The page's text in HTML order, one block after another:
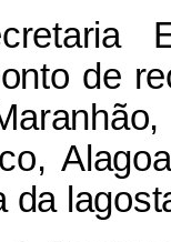
de
da